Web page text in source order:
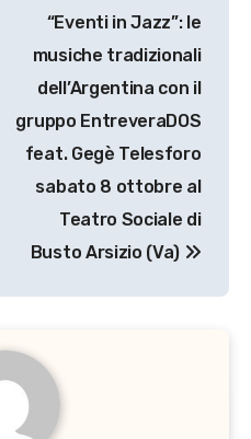
“Eventi in Jazz”: le
musiche tradizionali
dell’Argentina con il
gruppo EntreveraDOS
feat. Gegè Telesforo
sabato 8 ottobre al
Teatro Sociale di
Busto Arsizio (Va)